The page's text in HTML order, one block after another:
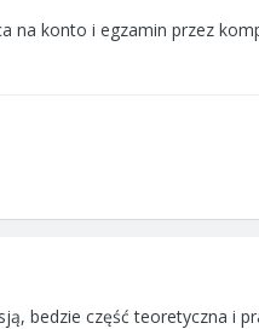
na konto i egzamin przez
bedzie część teoretyczna i